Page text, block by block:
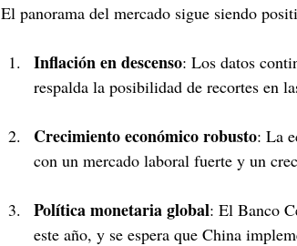
El panorama del mercado sigue siendo
Inflación en descenso: Los datos
respalda la posibilidad de recortes en
Crecimiento económico robusto: La
con un mercado laboral fuerte y un
Política monetaria global: El Banco
este año, y se espera que China